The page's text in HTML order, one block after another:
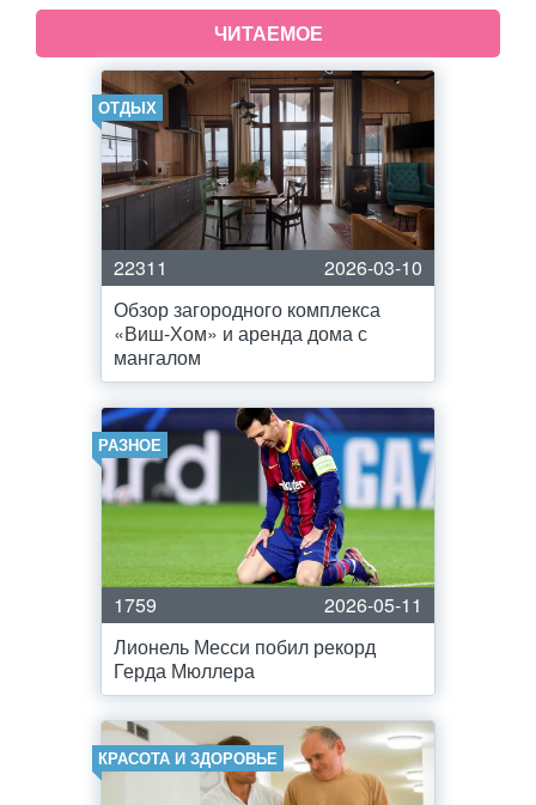
ЧИТАЕМОЕ
ОТДЫХ
22311
2026-03-10
Обзор загородного комплекса
«Виш-Хом» и аренда дома с
мангалом
РАЗНОЕ
1759
2026-05-11
Лионель Месси побил рекорд
Герда Мюллера
КРАСОТА И ЗДОРОВЬЕ